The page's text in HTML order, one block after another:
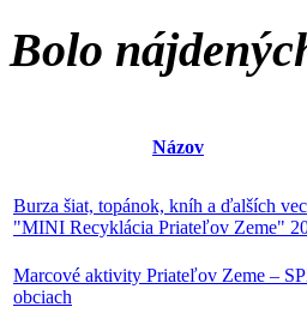
Bolo
Názov
Burza šiat, topánok, kníh a ďalších
"MINI Recyklácia Priateľov Zeme"
Marcové aktivity Priateľov Zeme –
obciach